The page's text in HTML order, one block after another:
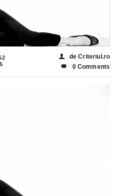
👤 de Criteriul.ro
 0 Comments